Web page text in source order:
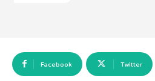
Facebook Twitter